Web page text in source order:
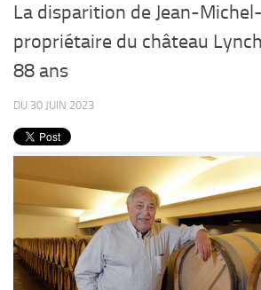
PORTRAITS
LIVRES
Entrées
Plats
Desserts
Sauces
La disparition de Jean-
propriétaire du château
88 ans
DU 30 JUIN 2023